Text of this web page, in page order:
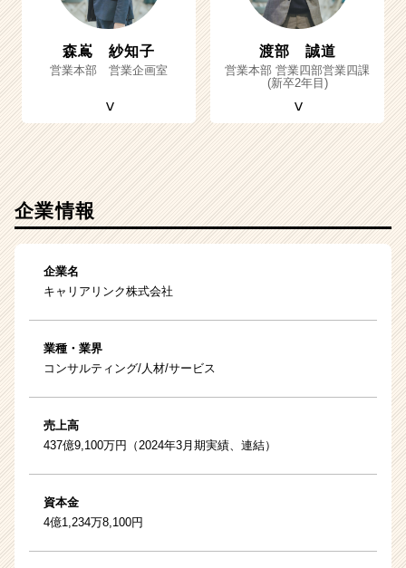
森嶌 紗知子
営業本部 営業企画室
渡部 誠道
営業本部 営業四部営業四課
(新卒2年目)
企業情報
企業名
キャリアリンク株式会社
業種・業界
コンサルティング/人材/サービス
売上高
437億9,100万円（2024年3月期実績、連結）
資本金
4億1,234万8,100円